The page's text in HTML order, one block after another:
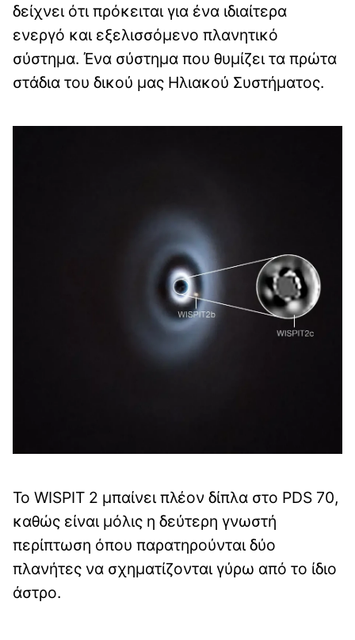
δείχνει ότι πρόκειται για ένα ιδιαίτερα
ενεργό και εξελισσόμενο πλανητικό
σύστημα. Ένα σύστημα που θυμίζει τα πρώτα
στάδια του δικού μας Ηλιακού Συστήματος.
Το WISPIT 2 μπαίνει πλέον δίπλα στο PDS 70,
καθώς είναι μόλις η δεύτερη γνωστή
περίπτωση όπου παρατηρούνται δύο
πλανήτες να σχηματίζονται γύρω από το ίδιο
άστρο.